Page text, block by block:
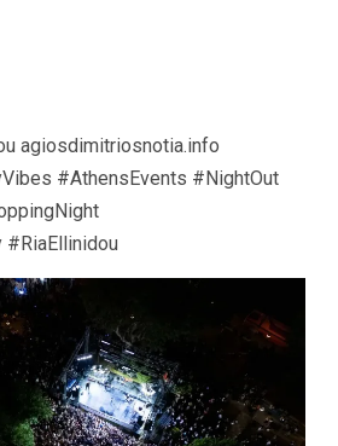
agiosdimitriosnotia.info
#AthensEvents #NightOut